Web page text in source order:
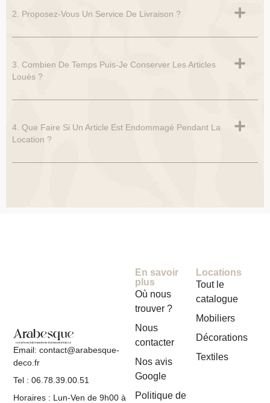
2. Proposez-Vous Un Service De Livraison ?
3. Combien De Temps Puis-Je Conserver Les Articles
Loués ?
4. Que Faire Si Un Article Est Endommagé Pendant La
Location ?
Email: contact@arabesque-
deco.fr
Tel : 06.78.39.00.51
Horaires : Lun-Ven de 9h00 à
Locations
Tout le
catalogue
Mobiliers
Décorations
Textiles
En savoir
plus
Où nous
trouver ?
Nous
contacter
Nos avis
Google
Politique de